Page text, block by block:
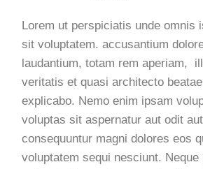
Lorem ut perspiciatis unde omnis
sit voluptatem. accusantium
laudantium, totam rem aperiam,
veritatis et quasi architecto
explicabo. Nemo enim ipsam
voluptas sit aspernatur aut odit
consequuntur magni dolores eos
voluptatem sequi nesciunt. Neque